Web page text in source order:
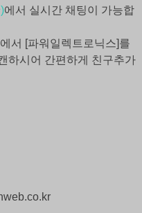
에서 실시간 채팅이 가능합
서 [파워일렉트로닉스]를
하시어 간편하게 친구추가